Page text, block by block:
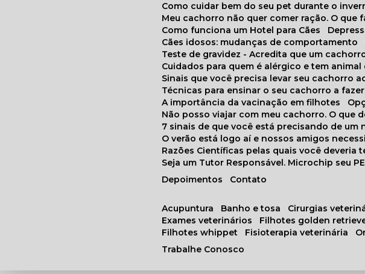
Depoimentos
Como cuidar bem do seu pet durante o
Meu cachorro não quer comer ração. O que
Como funciona um Hotel para Cães
Cães idosos: mudanças de comportamento
Teste de gravidez - Acredita que um
Cuidados para quem é alérgico e tem animal
Sinais que você precisa levar seu cachorro
Técnicas para ensinar o seu cachorro a
A importância da vacinação em filhotes
Não posso viajar com meu cachorro. O que
7 sinais de que você está precisando de um
O verão está logo aí e nossos amigos
Razões Científicas pelas quais você deveria
Seja um Tutor Responsável. Microchip seu
Contato
acupuntura banho e tosa cirurgias
exames veterinários
filhotes golden
filhotes whippet
fisioterapia veterinária
Trabalhe Conosco